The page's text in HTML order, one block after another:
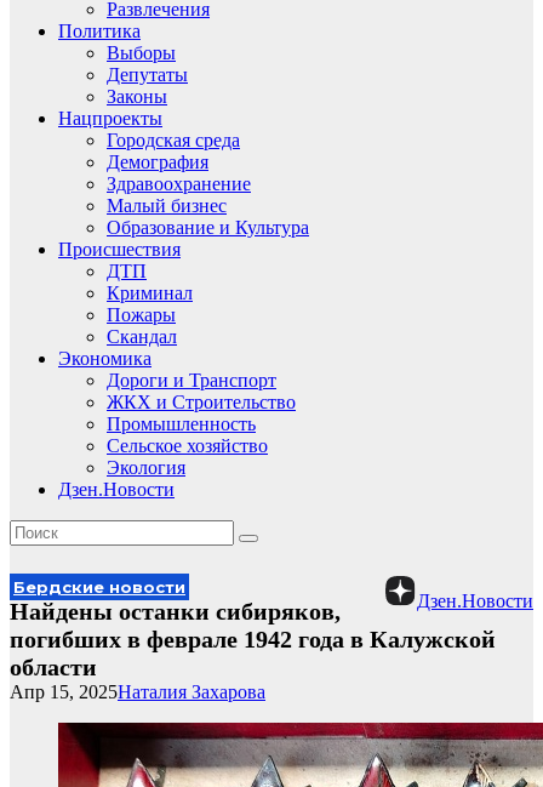
Развлечения
Политика
Выборы
Депутаты
Законы
Нацпроекты
Городская среда
Демография
Здравоохранение
Малый бизнес
Образование и Культура
Происшествия
ДТП
Криминал
Пожары
Скандал
Экономика
Дороги и Транспорт
ЖКХ и Строительство
Промышленность
Сельское хозяйство
Экология
Дзен.Новости
Дзен.Новости
Бердские новости
Найдены останки сибиряков,
погибших в феврале 1942 года в Калужской
области
Наталия Захарова
Апр 15, 2025